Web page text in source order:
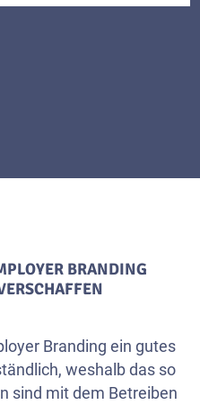
BRANDING
Branding ein gutes
weshalb das so
sind mit dem Betreiben